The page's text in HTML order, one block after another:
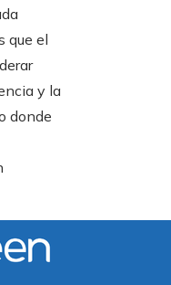
que el
y la
donde